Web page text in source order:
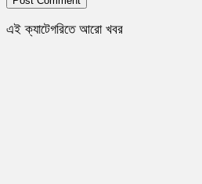
এই ক্যাটেগরিতে আরো খবর